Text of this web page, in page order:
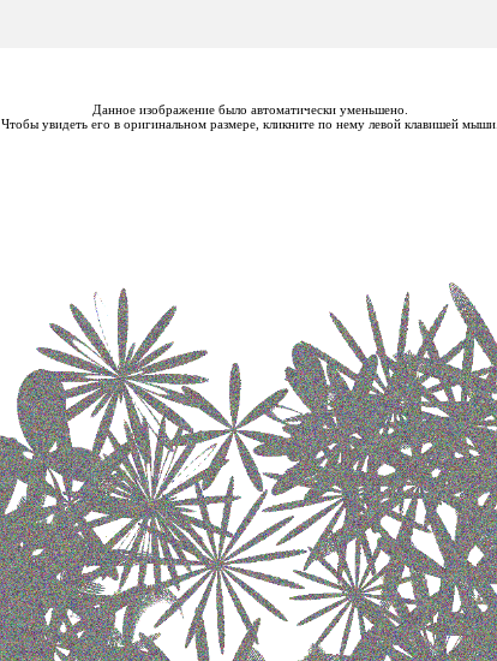
Данное изображение было автоматически уменьшено.
Чтобы увидеть его в оригинальном размере, кликните по нему левой клавишей мыши.